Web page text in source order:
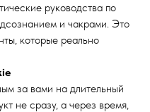
руководства по
и чакрами. Это
которые реально
за вами на длительный
не сразу, а через время,